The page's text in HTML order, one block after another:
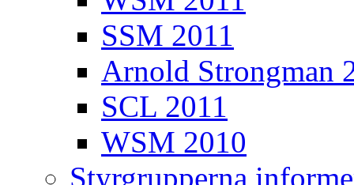
SSM 2011
Arnold Strongman
SCL 2011
WSM 2010
Styrgrupperna